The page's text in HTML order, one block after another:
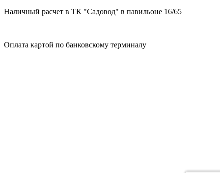
Наличный расчет в ТК "Садовод" в павильоне 16/65
Оплата картой по банковскому терминалу